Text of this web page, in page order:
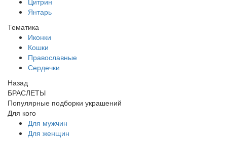
Янтарь
Тематика
Иконки
Кошки
Православные
Сердечки
Назад
БРАСЛЕТЫ
Популярные подборки украшений
Для кого
Для мужчин
Для женщин